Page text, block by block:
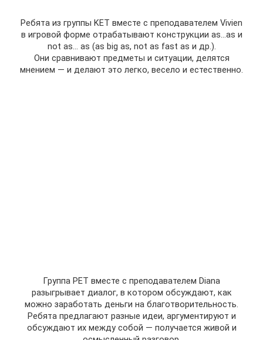
Ребята из группы KET вместе с преподавателем Vivien
в игровой форме отрабатывают конструкции as…as и
not as… as (as big as, not as fast as и др.).
Они сравнивают предметы и ситуации, делятся
мнением — и делают это легко, весело и естественно.
Группа PET вместе с преподавателем Diana
разыгрывает диалог, в котором обсуждают, как
можно заработать деньги на благотворительность.
Ребята предлагают разные идеи, аргументируют и
обсуждают их между собой — получается живой и